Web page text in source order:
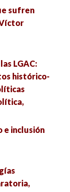
sufren
LGAC:
histórico-
e inclusión